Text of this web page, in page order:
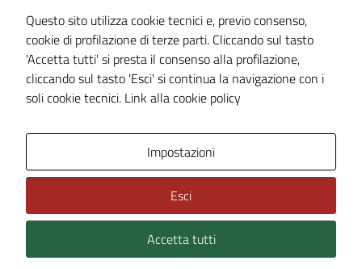
Dichiarazione di accessibilità Servizi
Whistleblowing
Piano di miglioramento del sito
Area riservata
Technical Design s.r.l.
Questo sito utilizza cookie tecnici e, previo consenso,
cookie di profilazione di terze parti. Cliccando sul tasto
'Accetta tutti' si presta il consenso alla profilazione,
cliccando sul tasto 'Esci' si continua la navigazione con i
soli cookie tecnici. Link alla cookie policy
Impostazioni
Esci
Accetta tutti